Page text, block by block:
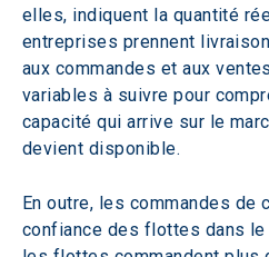
elles, indiquent la quantité
entreprises prennent
aux commandes et aux
variables à suivre pour
capacité qui arrive sur le
devient disponible.
En outre, les commandes de
confiance des flottes dans le